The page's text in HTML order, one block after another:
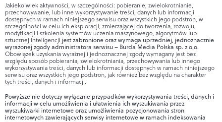
Jakiekolwiek aktywności, w szczególności: pobieranie, zwielokrotnianie,
przechowywanie, lub inne wykorzystywanie treści, danych lub informacji
dostępnych w ramach niniejszego serwisu oraz wszystkich jego podstron, w
szczególności w celu ich eksploracji, zmierzającej do tworzenia, rozwoju,
modyfikacji i szkolenia systemów uczenia maszynowego, algorytmów lub
sztucznej inteligencji jest zabronione oraz wymaga uprzedniej, jednoznacznie
wyrażonej zgody administratora serwisu – Burda Media Polska sp. z o.o.
Obowiązek uzyskania wyraźnej i jednoznacznej zgody wymagany jest bez
względu sposób pobierania, zwielokrotniania, przechowywania lub innego
wykorzystywania treści, danych lub informacji dostępnych w ramach niniejszego
serwisu oraz wszystkich jego podstron, jak również bez względu na charakter
tych treści, danych i informacji.
Powyższe nie dotyczy wyłącznie przypadków wykorzystywania treści, danych i
informacji w celu umożliwienia i ułatwienia ich wyszukiwania przez
wyszukiwarki internetowe oraz umożliwienia pozycjonowania stron
internetowych zawierających serwisy internetowe w ramach indeksowania